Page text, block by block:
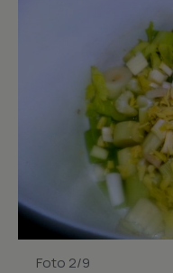
Foto 2/9